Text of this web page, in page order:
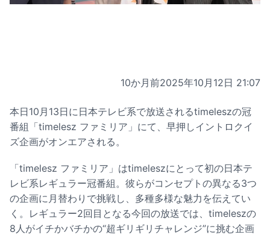
10か月前2025年10月12日 21:07
本日10月13日に日本テレビ系で放送されるtimeleszの冠
番組「timelesz ファミリア」にて、早押しイントロクイ
ズ企画がオンエアされる。
「timelesz ファミリア」はtimeleszにとって初の日本テ
レビ系レギュラー冠番組。彼らがコンセプトの異なる3つ
の企画に月替わりで挑戦し、多種多様な魅力を伝えてい
く。レギュラー2回目となる今回の放送では、timeleszの
8人がイチかバチかの“超ギリギリチャレンジ”に挑む企画